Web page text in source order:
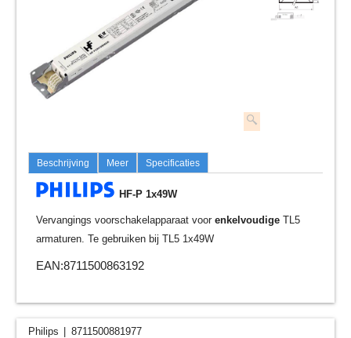
Beschrijving Meer Specificaties
HF-P 1x49W
Vervangings voorschakelapparaat voor enkelvoudige TL5
armaturen. Te gebruiken bij TL5 1x49W
EAN:8711500863192
Philips 8711500881977